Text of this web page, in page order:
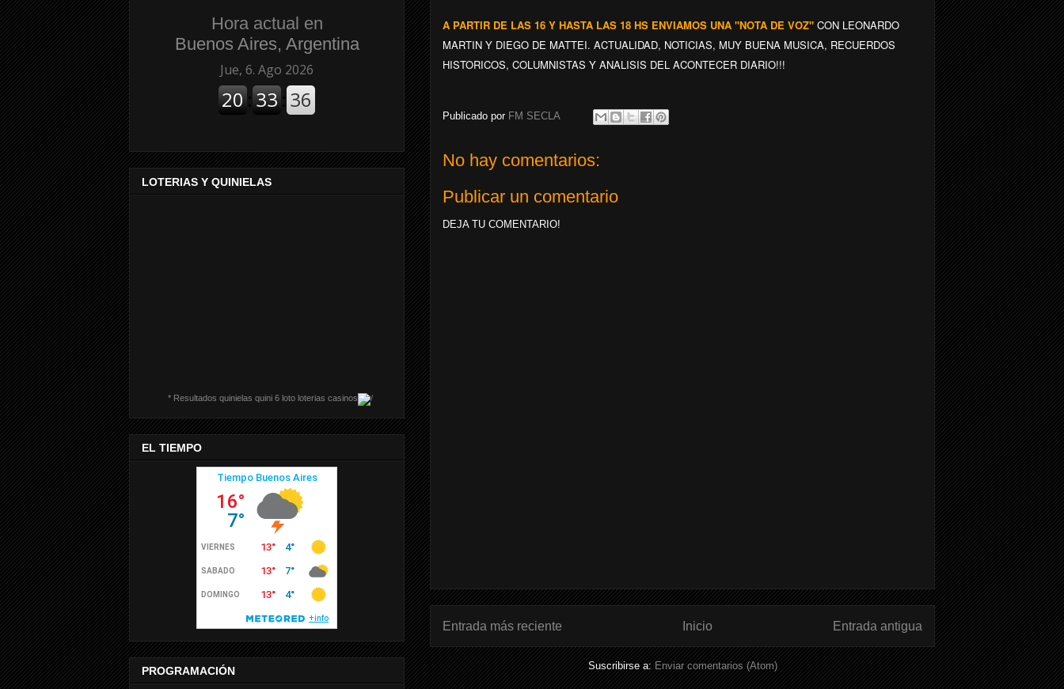
A PARTIR DE LAS 16 Y HASTA LAS 18 HS ENVIAMOS UNA "NOTA DE VOZ" CON LEONARDO
MARTIN Y DIEGO DE MATTEI. ACTUALIDAD, NOTICIAS, MUY BUENA MUSICA, RECUERDOS
HISTORICOS, COLUMNISTAS Y ANALISIS DEL ACONTECER DIARIO!!!
Publicado por FM SECLA
No hay comentarios:
Publicar un comentario
DEJA TU COMENTARIO!
Entrada más reciente Entrada antigua
Inicio
Suscribirse a: Enviar comentarios (Atom)
Hora actual en
Buenos Aires, Argentina
LOTERIAS Y QUINIELAS
* Resultados quinielas quini 6 loto loterias casinos
EL TIEMPO
PROGRAMACIÓN